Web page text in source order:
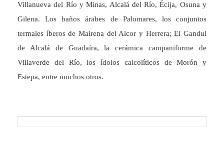
Villanueva del Río y Minas, Alcalá del Río, Écija, Osuna y
Gilena. Los baños árabes de Palomares, los conjuntos
termales íberos de Mairena del Alcor y Herrera; El Gandul
de Alcalá de Guadaíra, la cerámica campaniforme de
Villaverde del Río, los ídolos calcolíticos de Morón y
Estepa, entre muchos otros.